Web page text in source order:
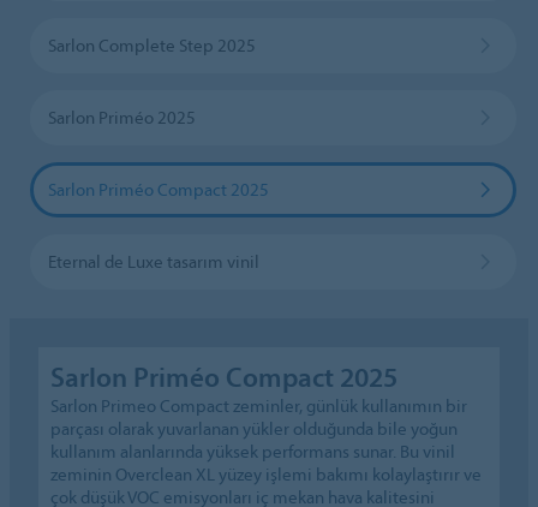
Sarlon Complete Step 2025
Sarlon Priméo 2025
Sarlon Priméo Compact 2025
Eternal de Luxe tasarım vinil
Sarlon Priméo Compact 2025
Sarlon Primeo Compact zeminler, günlük kullanımın bir
parçası olarak yuvarlanan yükler olduğunda bile yoğun
kullanım alanlarında yüksek performans sunar. Bu vinil
zeminin Overclean XL yüzey işlemi bakımı kolaylaştırır ve
çok düşük VOC emisyonları iç mekan hava kalitesini